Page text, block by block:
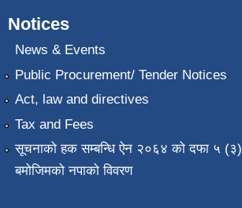
Notices
News & Events
Public Procurement/ Tender Notices
Act, law and directives
Tax and Fees
सूचनाको हक सम्बन्धि ऐन २०६४ को दफा ५ (३)
बमोजिमको नपाको विवरण